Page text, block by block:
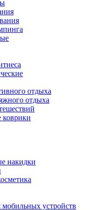
отдыха
отдыха
коврики
накидки
мобильных устройств